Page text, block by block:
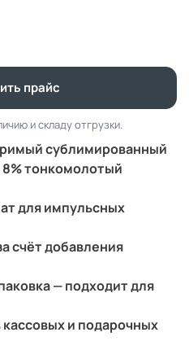
прайс
и складу отгрузки.
сублимированный
тонкомолотый
для импульсных
счёт добавления
— подходит для
и подарочных